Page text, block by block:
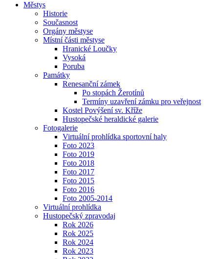
Městys
Historie
Současnost
Orgány městyse
Místní části městyse
Hranické Loučky
Vysoká
Poruba
Památky
Renesanční zámek
Po stopách Žerotínů
Termíny uzavření zámku pro veřejnost
Kostel Povýšení sv. Kříže
Hustopečské heraldické galerie
Fotogalerie
Virtuální prohlídka sportovní haly
Foto 2023
Foto 2019
Foto 2018
Foto 2017
Foto 2015
Foto 2016
Foto 2005-2014
Virtuální prohlídka
Hustopečský zpravodaj
Rok 2026
Rok 2025
Rok 2024
Rok 2023